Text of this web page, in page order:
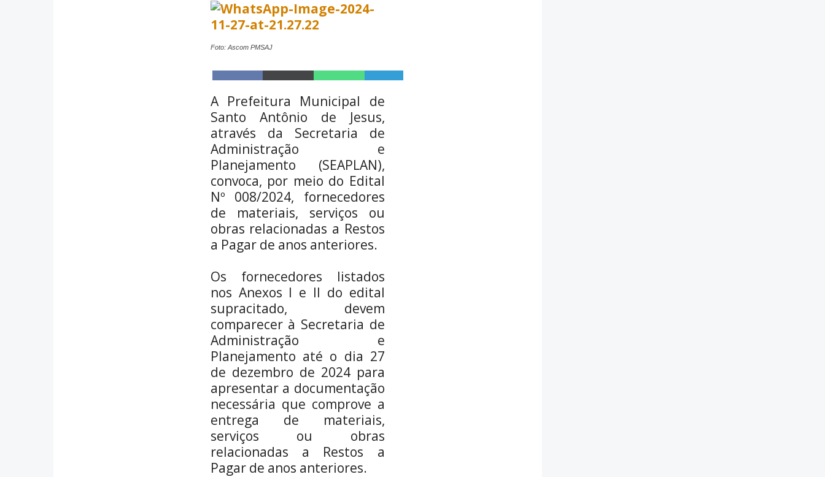
Foto: Ascom PMSAJ
S
a
r
e
o
n
F
a
c
e
b
o
o
S
a
r
e
o
n
X
(
T
w
i
t
t
r
)
S
h
a
e
n
W
h
a
t
s
A
p
S
A Prefeitura Municipal de
Santo Antônio de Jesus,
através da Secretaria de
Administração e
Planejamento (SEAPLAN),
convoca, por meio do Edital
Nº 008/2024, fornecedores
de materiais, serviços ou
obras relacionadas a Restos
a Pagar de anos anteriores.
Os fornecedores listados
nos Anexos I e II do edital
supracitado, devem
comparecer à Secretaria de
Administração e
Planejamento até o dia 27
de dezembro de 2024 para
apresentar a documentação
necessária que comprove a
entrega de materiais,
serviços ou obras
relacionadas a Restos a
Pagar de anos anteriores.